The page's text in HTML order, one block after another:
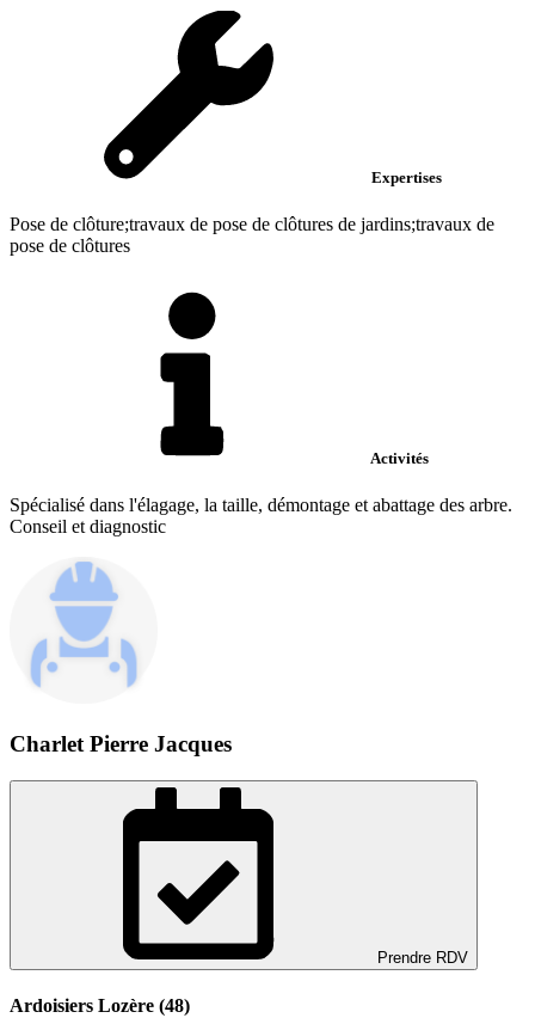
Expertises
Pose de clôture;travaux de pose de clôtures de jardins;travaux de
pose de clôtures
Activités
Spécialisé dans l'élagage, la taille, démontage et abattage des arbre.
Conseil et diagnostic
Charlet Pierre Jacques
Prendre RDV
Ardoisiers Lozère (48)